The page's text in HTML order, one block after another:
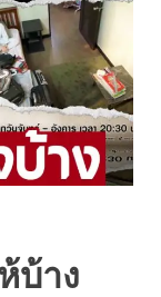
บ้าง